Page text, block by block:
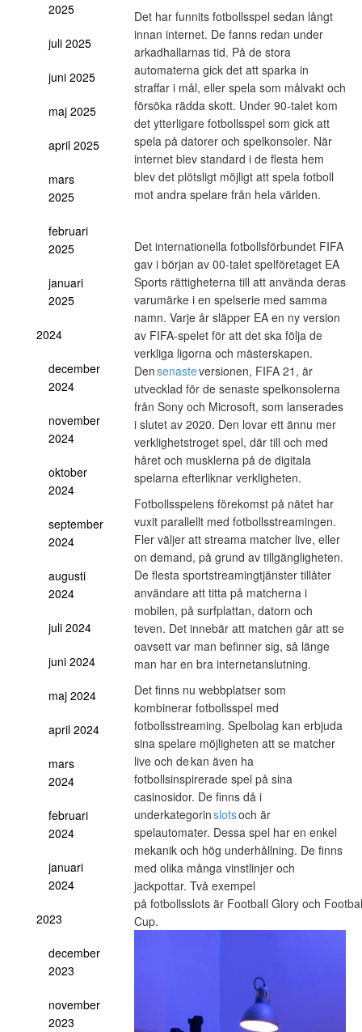
2025
juli 2025
juni 2025
maj 2025
april 2025
mars
2025
februari
2025
januari
2025
2024
december
2024
november
2024
oktober
2024
september
2024
augusti
2024
juli 2024
juni 2024
maj 2024
april 2024
mars
2024
februari
2024
januari
2024
2023
december
2023
november
2023
Det har funnits fotbollsspel sedan långt
innan internet. De fanns redan under
arkadhallarnas tid. På de stora
automaterna gick det att sparka in
straffar i mål, eller spela som målvakt och
försöka rädda skott. Under 90-talet kom
det ytterligare fotbollsspel som gick att
spela på datorer och spelkonsoler. När
internet blev standard i de flesta hem
blev det plötsligt möjligt att spela fotboll
mot andra spelare från hela världen.
Det internationella fotbollsförbundet FIFA
gav i början av 00-talet spelföretaget EA
Sports rättigheterna till att använda deras
varumärke i en spelserie med samma
namn. Varje år släpper EA en ny version
av FIFA-spelet för att det ska följa de
verkliga ligorna och mästerskapen.
Densenasteversionen, FIFA 21, är
utvecklad för de senaste spelkonsolerna
från Sony och Microsoft, som lanserades
i slutet av 2020. Den lovar ett ännu mer
verklighetstroget spel, där till och med
håret och musklerna på de digitala
spelarna efterliknar verkligheten.
Fotbollsspelens förekomst på nätet har
vuxit parallellt med fotbollsstreamingen.
Fler väljer att streama matcher live, eller
on demand, på grund av tillgängligheten.
De flesta sportstreamingtjänster tillåter
användare att titta på matcherna i
mobilen, på surfplattan, datorn och
teven. Det innebär att matchen går att se
oavsett var man befinner sig, så länge
man har en bra internetanslutning.
Det finns nu webbplatser som
kombinerar fotbollsspel med
fotbollsstreaming. Spelbolag kan erbjuda
sina spelare möjligheten att se matcher
live och de kan även ha
fotbollsinspirerade spel på sina
casinosidor. De finns då i
underkategorinslotsoch är
spelautomater. Dessa spel har en enkel
mekanik och hög underhållning. De finns
med olika många vinstlinjer och
jackpottar. Två exempel
på fotbollsslots är Football Glory och
Cup.